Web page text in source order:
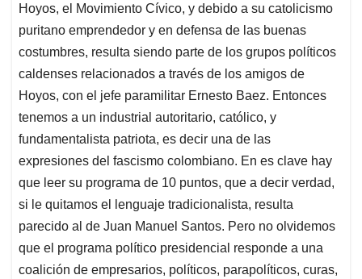
Hoyos, el Movimiento Cívico, y debido a su catolicismo
puritano emprendedor y en defensa de las buenas
costumbres, resulta siendo parte de los grupos políticos
caldenses relacionados a través de los amigos de
Hoyos, con el jefe paramilitar Ernesto Baez. Entonces
tenemos a un industrial autoritario, católico, y
fundamentalista patriota, es decir una de las
expresiones del fascismo colombiano. En es clave hay
que leer su programa de 10 puntos, que a decir verdad,
si le quitamos el lenguaje tradicionalista, resulta
parecido al de Juan Manuel Santos. Pero no olvidemos
que el programa político presidencial responde a una
coalición de empresarios, políticos, parapolíticos, curas,